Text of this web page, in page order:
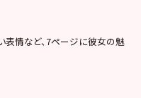
情など、 7ページに彼女の魅